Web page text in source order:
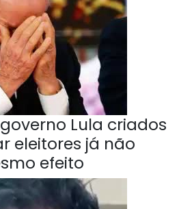
Lula criados
eleitores já não
efeito